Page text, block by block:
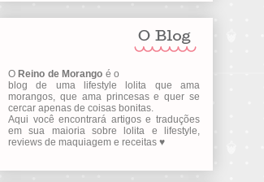
O Reino de Morango é o
blog de uma lifestyle lolita que ama
morangos, que ama princesas e quer se
cercar apenas de coisas bonitas.
Aqui você encontrará artigos e traduções
em sua maioria sobre lolita e lifestyle,
reviews de maquiagem e receitas ♥